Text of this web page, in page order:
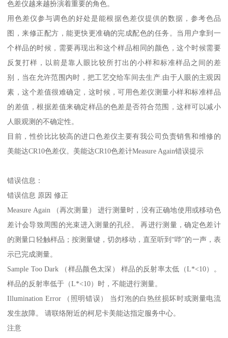
色差仪越来越扮演着重要的角色。
用色差仪参与调色的好处是能根据色差仪提供的数据，参考色品
图，来修正配方，能更快更准确的完成配色的任务。当用户拿到一
个样品的时候，需要再现出和这个样品相同的颜色，这个时候需要
反复打样，以前是靠人眼比较所打出的小样和标准样品之间的差
别，当在允许范围内时，把工艺交给车间去生产.由于人眼的主观因
素，这个差值很难确定，这时候，可用色差仪测量小样和标准样品
的差值，根据差值来确定样品的色差是否符合范围，这样可以减小
人眼观测的不确定性。
目前，性价比比较高的进口色差仪主要有我公司负责销售和维修的
美能达CR10色差仪。美能达CR10色差计Measure Again错误提示
错误信息：
错误信息 原因 修正
Measure Again （再次测量） 进行测量时，没有正确地使用或移动色
差计会导致周围的光束进入测量的孔径。 再进行测量，确定色差计
的测量口轻触样品；按测量键，切勿移动，直至听到“哔”的一声，表
示已完成测量。
Sample Too Dark （样品颜色太深） 样品的反射率太低（L*<10）。
样品的反射率低于（L*<10）时，不能进行测量。
Illumination Error （照明错误） 当灯泡的白热丝损坏时或测量电流
发生故障。 请联络附近的柯尼卡美能达指定服务中心。
注意